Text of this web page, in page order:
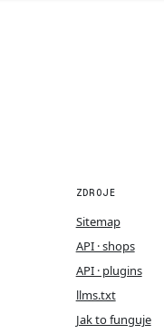
ZDROJE
Sitemap
API · shops
API · plugins
llms.txt
Jak to funguje